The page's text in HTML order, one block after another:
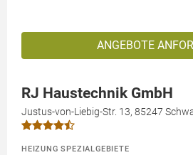
ANGEBOTE
RJ Haustechnik GmbH
Justus-von-Liebig-Str. 13, 85247
HEIZUNG SPEZIALGEBIETE